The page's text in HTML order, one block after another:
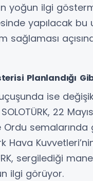
yoğun ilgi
yapılacak bu
sağlaması
Planlandığı
ise
22
Ordu
Hava
sergilediği
ilgi görüyor.